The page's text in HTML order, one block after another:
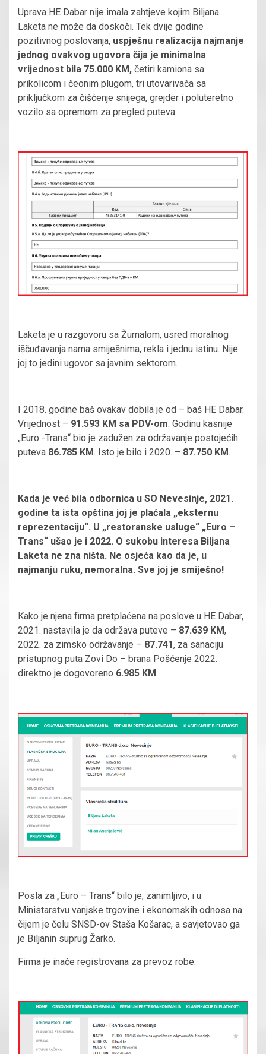
Uprava HE Dabar nije imala zahtjeve kojim Biljana
Laketa ne može da doskoči. Tek dvije godine
pozitivnog poslovanja, uspješnu realizacija najmanje
jednog ovakvog ugovora čija je minimalna
vrijednost bila 75.000 KM, četiri kamiona sa
prikolicom i čeonim plugom, tri utovarivača sa
priključkom za čišćenje snijega, grejder i poluteretno
vozilo sa opremom za pregled puteva.
Laketa je u razgovoru sa Žurnalom, usred moralnog
iščuđavanja nama smiješnima, rekla i jednu istinu. Nije
joj to jedini ugovor sa javnim sektorom.
I 2018. godine baš ovakav dobila je od – baš HE Dabar.
Vrijednost – 91.593 KM sa PDV-om. Godinu kasnije
„Euro -Trans“ bio je zadužen za održavanje postojećih
puteva 86.785 KM. Isto je bilo i 2020. – 87.750 KM.
Kada je već bila odbornica u SO Nevesinje, 2021.
godine ta ista opština joj je plaćala „eksternu
reprezentaciju“. U „restoranske usluge“ „Euro –
Trans“ ušao je i 2022. O sukobu interesa Biljana
Laketa ne zna ništa. Ne osjeća kao da je, u
najmanju ruku, nemoralna. Sve joj je smiješno!
Kako je njena firma pretplaćena na poslove u HE Dabar,
2021. nastavila je da održava puteve – 87.639 KM,
2022. za zimsko održavanje – 87.741, za sanaciju
pristupnog puta Zovi Do – brana Pošćenje 2022.
direktno je dogovoreno 6.985 KM.
Posla za „Euro – Trans“ bilo je, zanimljivo, i u
Ministarstvu vanjske trgovine i ekonomskih odnosa na
čijem je čelu SNSD-ov Staša Košarac, a savjetovao ga
je Biljanin suprug Žarko.
Firma je inače registrovana za prevoz robe.